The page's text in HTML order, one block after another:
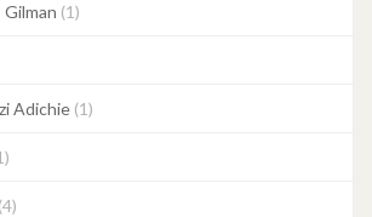
(1)
Adichie (1)
(4)